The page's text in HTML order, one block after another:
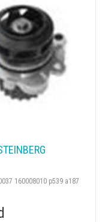
160008010 p539 a187